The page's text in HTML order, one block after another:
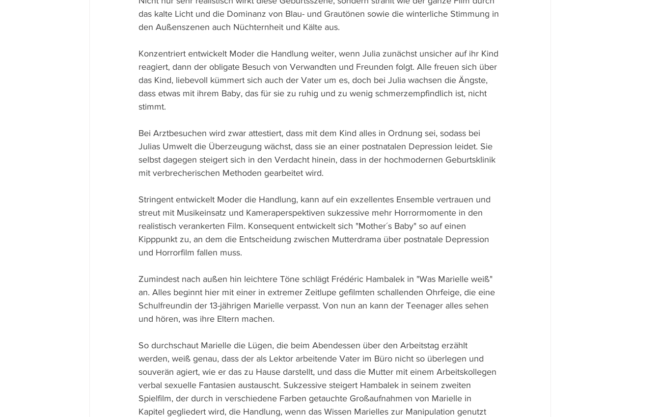
das kalte Licht und die Dominanz von Blau- und Grautönen sowie die winterliche Stimmung in
den Außenszenen auch Nüchternheit und Kälte aus.
Konzentriert entwickelt Moder die Handlung weiter, wenn Julia zunächst unsicher auf ihr Kind
reagiert, dann der obligate Besuch von Verwandten und Freunden folgt. Alle freuen sich über
das Kind, liebevoll kümmert sich auch der Vater um es, doch bei Julia wachsen die Ängste,
dass etwas mit ihrem Baby, das für sie zu ruhig und zu wenig schmerzempfindlich ist, nicht
stimmt.
Bei Arztbesuchen wird zwar attestiert, dass mit dem Kind alles in Ordnung sei, sodass bei
Julias Umwelt die Überzeugung wächst, dass sie an einer postnatalen Depression leidet. Sie
selbst dagegen steigert sich in den Verdacht hinein, dass in der hochmodernen Geburtsklinik
mit verbrecherischen Methoden gearbeitet wird.
Stringent entwickelt Moder die Handlung, kann auf ein exzellentes Ensemble vertrauen und
streut mit Musikeinsatz und Kameraperspektiven sukzessive mehr Horrormomente in den
realistisch verankerten Film. Konsequent entwickelt sich "Mother´s Baby" so auf einen
Kipppunkt zu, an dem die Entscheidung zwischen Mutterdrama über postnatale Depression
und Horrorfilm fallen muss.
Zumindest nach außen hin leichtere Töne schlägt Frédéric Hambalek in "Was Marielle weiß"
an. Alles beginnt hier mit einer in extremer Zeitlupe gefilmten schallenden Ohrfeige, die eine
Schulfreundin der 13-jährigen Marielle verpasst. Von nun an kann der Teenager alles sehen
und hören, was ihre Eltern machen.
So durchschaut Marielle die Lügen, die beim Abendessen über den Arbeitstag erzählt
werden, weiß genau, dass der als Lektor arbeitende Vater im Büro nicht so überlegen und
souverän agiert, wie er das zu Hause darstellt, und dass die Mutter mit einem Arbeitskollegen
verbal sexuelle Fantasien austauscht. Sukzessive steigert Hambalek in seinem zweiten
Spielfilm, der durch in verschiedene Farben getauchte Großaufnahmen von Marielle in
Kapitel gegliedert wird, die Handlung, wenn das Wissen Marielles zur Manipulation genutzt